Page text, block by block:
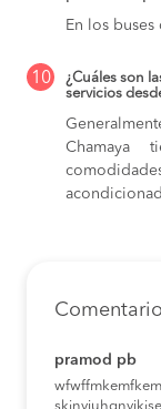
En los
10
¿Cuáles son
servicios
Chamaya
pramod pb